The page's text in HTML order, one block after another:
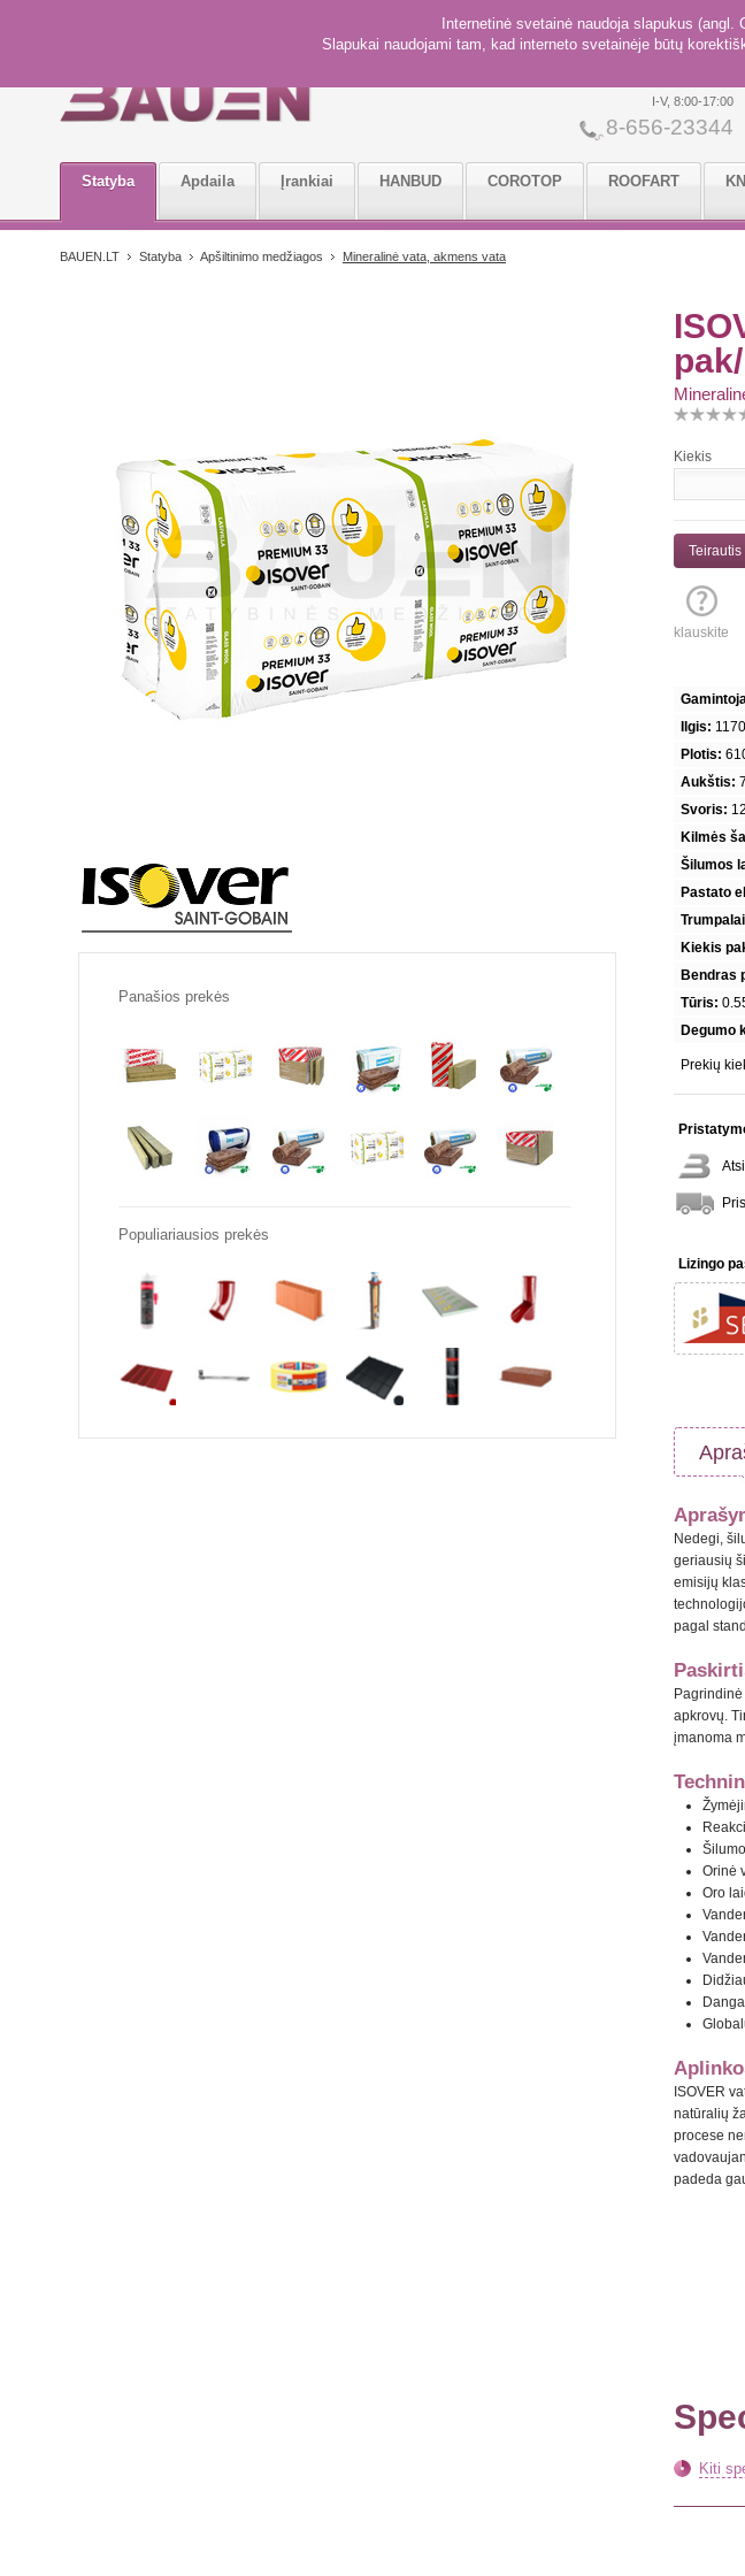
Internetinė svetainė naudoja slapukus
Slapukai naudojami tam, kad interneto svetainėje būtų
I-V, 8:00-17:00
8-656-23344
Statyba Apdaila Įrankiai HANBUD COROTOP ROOFART
BAUEN.LT Statyba Apšiltinimo medžiagos Mineralinė vata, akmens vata
Kiekis
Teirautis
klauskite
Ilgis:
Plotis:
Aukštis:
Svoris:
Kilmės
Šilumos
Pastato
Kiekis
Bendras
Tūris:
Degumo
Prekių
Lizingo
Nedegi,
geriausių
emisijų
pagal
apkrovų.
įmanoma
Orinė
Oro
ISOVER
natūralių
procese
padeda
Kiti
Panašios prekės
Populiariausios prekės